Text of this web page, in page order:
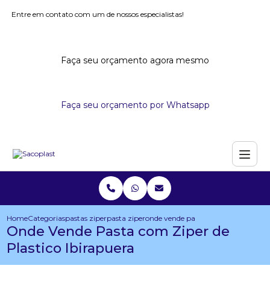
Entre em contato com um de nossos especialistas!
Faça seu orçamento agora mesmo
Faça seu orçamento por Whatsapp
HomeCategoriaspastas ziperpasta ziperonde vende pasta com ziper de
Onde Vende Pasta com Ziper de
Plastico Ibirapuera